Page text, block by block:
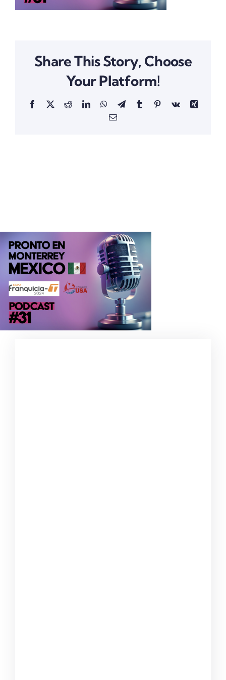
Share This Story, Choose
Your Platform!
Facebook
X RedditLinkedInWhatsApp
TelegramTumblrPinterestVk
Xing
Email